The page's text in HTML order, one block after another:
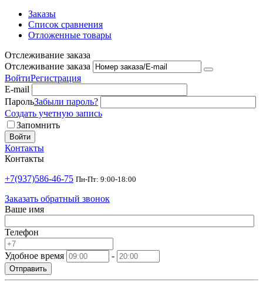
Заказы
Список сравнения
Отложенные товары
Отслеживание заказа
Отслеживание заказа
ВойтиРегистрация
E-mail
ПарольЗабыли пароль?
Создать учетную запись
Запомнить
Войти
Контакты
Контакты
+7(937)586-46-75 Пн-Пт: 9:00-18:00
Заказать обратный звонок
Ваше имя
Телефон
Удобное время -
Отправить